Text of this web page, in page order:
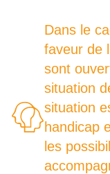
Dans le
faveur de
sont
situation
situation
handicap
les